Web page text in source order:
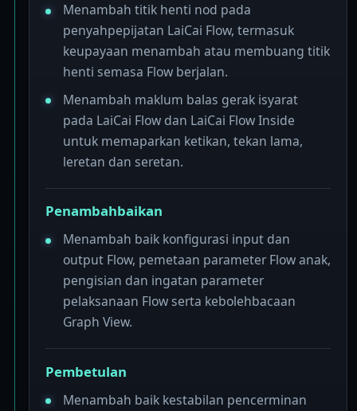
Menambah titik henti nod pada
penyahpepijatan LaiCai Flow, termasuk
keupayaan menambah atau membuang titik
henti semasa Flow berjalan.
Menambah maklum balas gerak isyarat
pada LaiCai Flow dan LaiCai Flow Inside
untuk memaparkan ketikan, tekan lama,
leretan dan seretan.
Penambahbaikan
Menambah baik konfigurasi input dan
output Flow, pemetaan parameter Flow anak,
pengisian dan ingatan parameter
pelaksanaan Flow serta kebolehbacaan
Graph View.
Pembetulan
Menambah baik kestabilan pencerminan